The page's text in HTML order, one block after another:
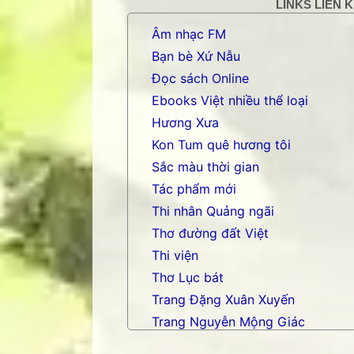
LINKS LIÊN
Âm nhạc FM
Bạn bè Xứ Nẫu
Đọc sách Online
Ebooks Việt nhiều thể loại
Hương Xưa
Kon Tum quê hương tôi
Sắc màu thời gian
Tác phẩm mới
Thi nhân Quảng ngãi
Thơ đường đất Việt
Thi viện
Thơ Lục bát
Trang Đặng Xuân Xuyến
Trang Nguyễn Mộng Giác